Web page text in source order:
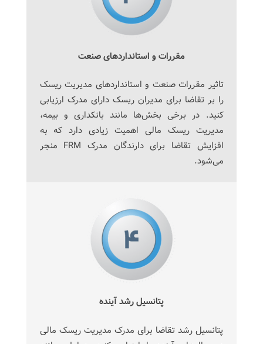
مقررات و استانداردهای صنعت
تاثیر مقررات صنعت و استانداردهای مدیریت ریسک
را بر تقاضا برای مدیران ریسک دارای مدرک ارزیابی
کنید. در برخی بخش‌ها مانند بانکداری و بیمه،
مدیریت ریسک مالی اهمیت زیادی دارد که به
افزایش تقاضا برای دارندگان مدرک FRM منجر
می‌شود.
پتانسیل رشد آینده
پتانسیل رشد تقاضا برای مدرک مدیریت ریسک مالی